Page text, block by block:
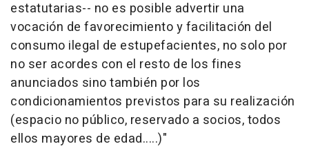
estatutarias-- no es posible advertir una
vocación de favorecimiento y facilitación del
consumo ilegal de estupefacientes, no solo por
no ser acordes con el resto de los fines
anunciados sino también por los
condicionamientos previstos para su realización
(espacio no público, reservado a socios, todos
ellos mayores de edad.....)"